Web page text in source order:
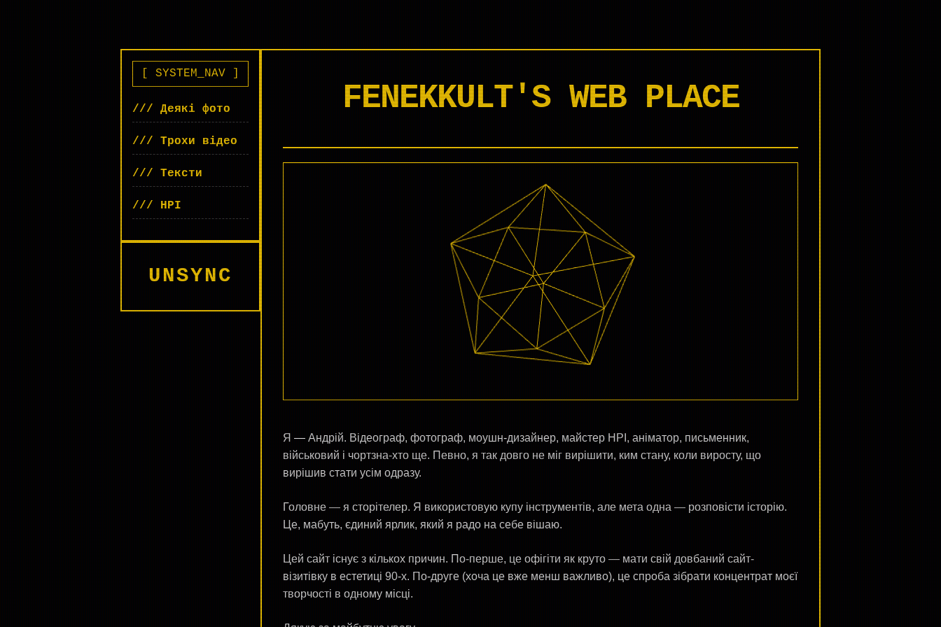
[ SYSTEM_NAV ]
/// Деякі фото
/// Трохи відео
/// Тексти
/// НРІ
UNSYNC
FENEKKULT'S WEB PLACE
Я — Андрій. Відеограф, фотограф, моушн-дизайнер, майстер НРІ, аніматор, письменник,
військовий і чортзна-хто ще. Певно, я так довго не міг вирішити, ким стану, коли виросту, що
вирішив стати усім одразу.
Головне — я сторітелер. Я використовую купу інструментів, але мета одна — розповісти історію.
Це, мабуть, єдиний ярлик, який я радо на себе вішаю.
Цей сайт існує з кількох причин. По-перше, це офігіти як круто — мати свій довбаний сайт-
візитівку в естетиці 90-х. По-друге (хоча це вже менш важливо), це спроба зібрати концентрат моєї
творчості в одному місці.